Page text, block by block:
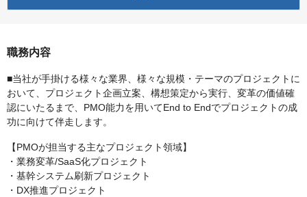
職務内容
■当社が手掛ける様々な業界、様々な規模・テーマのプロジェクトに
おいて、プロジェクト企画立案、構想策定から実行、変革の価値確
認にいたるまで、PMO能力を用いてEnd to Endでプロジェクトの成
功に向けて伴走します。
【PMOが担当する主なプロジェクト領域】
・業務変革/SaaS化プロジェクト
・基幹システム刷新プロジェクト
・DX推進プロジェクト